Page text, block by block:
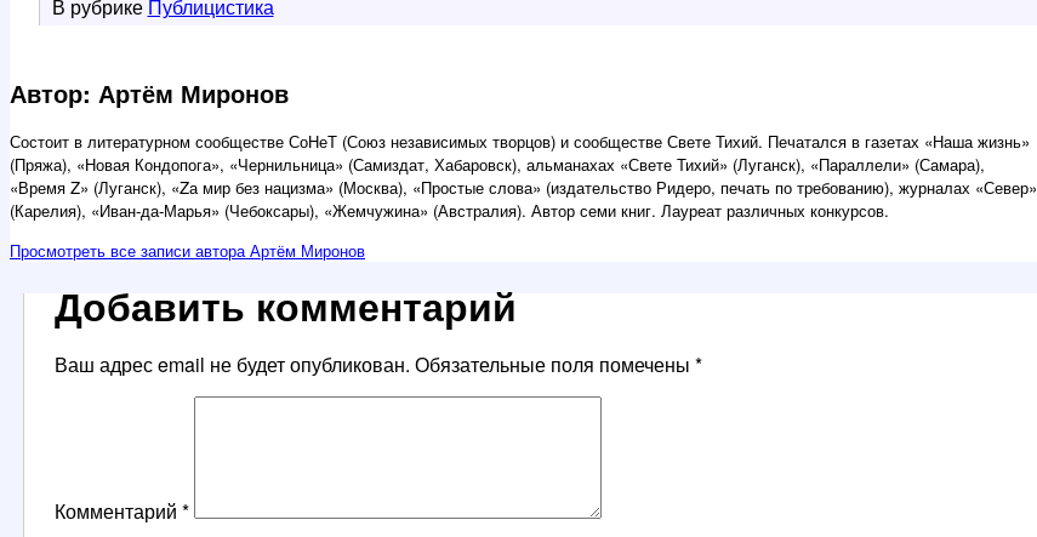
В рубрике Публицистика
Автор: Артём Миронов
Состоит в литературном сообществе СоНеТ (Союз независимых творцов) и сообществе Свете Тихий. Печатался в газетах «Наша жизнь»
(Пряжа), «Новая Кондопога», «Чернильница» (Самиздат, Хабаровск), альманахах «Свете Тихий» (Луганск), «Параллели» (Самара),
«Время Z» (Луганск), «Zа мир без нацизма» (Москва), «Простые слова» (издательство Ридеро, печать по требованию), журналах «Север»
(Карелия), «Иван-да-Марья» (Чебоксары), «Жемчужина» (Австралия). Автор семи книг. Лауреат различных конкурсов.
Просмотреть все записи автора Артём Миронов
Добавить комментарий
Ваш адрес email не будет опубликован. Обязательные поля помечены *
Комментарий *